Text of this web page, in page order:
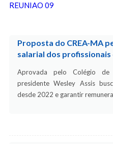
REUNIAO 09
Proposta do CREA-MA
salarial dos
Aprovada pelo Colégio
presidente Wesley Assis
desde 2022 e garantir